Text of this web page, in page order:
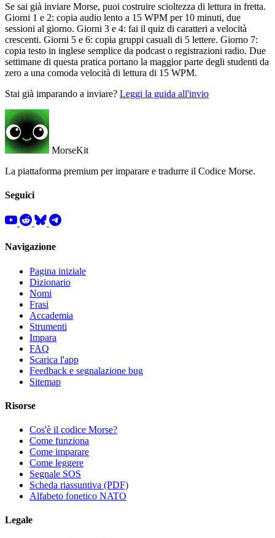
Se sai già inviare Morse, puoi costruire scioltezza di lettura in fretta.
Giorni 1 e 2: copia audio lento a 15 WPM per 10 minuti, due
sessioni al giorno. Giorni 3 e 4: fai il quiz di caratteri a velocità
crescenti. Giorni 5 e 6: copia gruppi casuali di 5 lettere. Giorno 7:
copia testo in inglese semplice da podcast o registrazioni radio. Due
settimane di questa pratica portano la maggior parte degli studenti da
zero a una comoda velocità di lettura di 15 WPM.
Stai già imparando a inviare? Leggi la guida all'invio
MorseKit
La piattaforma premium per imparare e tradurre il Codice Morse.
Seguici
Navigazione
Pagina iniziale
Dizionario
Nomi
Frasi
Accademia
Strumenti
Impara
FAQ
Scarica l'app
Feedback e segnalazione bug
Sitemap
Risorse
Cos'è il codice Morse?
Come funziona
Come imparare
Come leggere
Segnale SOS
Scheda riassuntiva (PDF)
Alfabeto fonetico NATO
Legale